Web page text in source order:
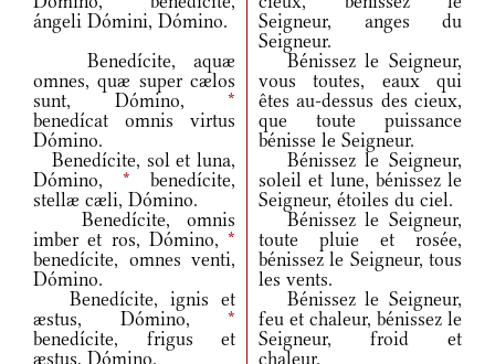
ángeli Dómini, Dómino.
Seigneur, anges du
Seigneur.
Benedícite, aquæ
omnes, quæ super cælos
sunt, Dómino, *
benedícat omnis virtus
Dómino.
Bénissez le Seigneur,
vous toutes, eaux qui
êtes au-dessus des cieux,
que toute puissance
bénisse le Seigneur.
Benedícite, sol et luna,
Dómino, * benedícite,
stellæ cæli, Dómino.
Bénissez le Seigneur,
soleil et lune, bénissez le
Seigneur, étoiles du ciel.
Benedícite, omnis
imber et ros, Dómino, *
benedícite, omnes venti,
Dómino.
Bénissez le Seigneur,
toute pluie et rosée,
bénissez le Seigneur, tous
les vents.
Benedícite, ignis et
æstus, Dómino, *
benedícite, frigus et
æstus, Dómino.
Bénissez le Seigneur,
feu et chaleur, bénissez le
Seigneur, froid et
chaleur.